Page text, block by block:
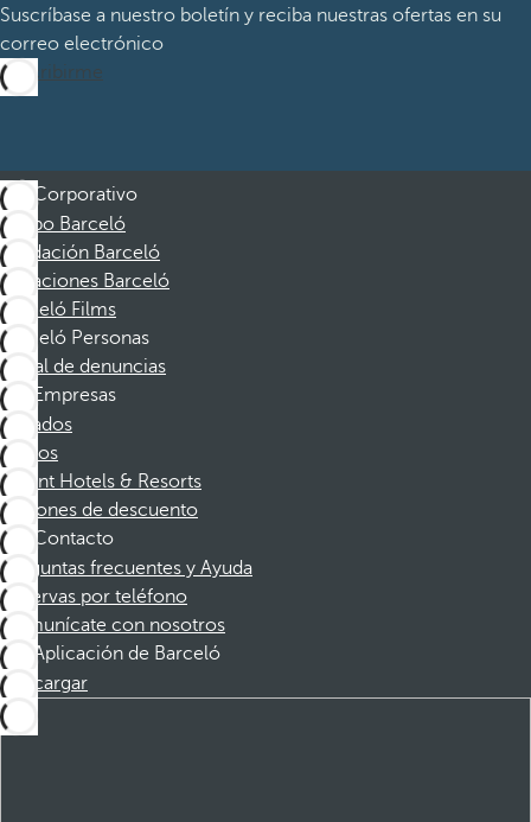
Suscríbase a nuestro boletín y reciba nuestras ofertas en su
correo electrónico
Suscribirme
Corporativo
Grupo Barceló
Fundación Barceló
Vacaciones Barceló
Barceló Films
Barceló Personas
Canal de denuncias
Empresas
Afiliados
Socios
Dorint Hotels & Resorts
Cupones de descuento
Contacto
Preguntas frecuentes y Ayuda
Reservas por teléfono
Comunícate con nosotros
Aplicación de Barceló
Descargar